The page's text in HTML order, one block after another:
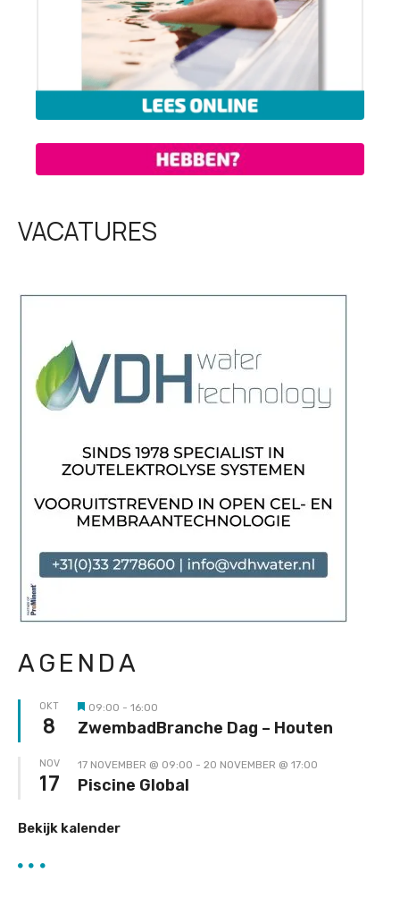
VACATURES
AGENDA
OKT
8 Uitgelicht
09:00 - 16:00
ZwembadBranche Dag – Houten
NOV
17
17 NOVEMBER @ 09:00 - 20 NOVEMBER @ 17:00
Piscine Global
Bekijk kalender